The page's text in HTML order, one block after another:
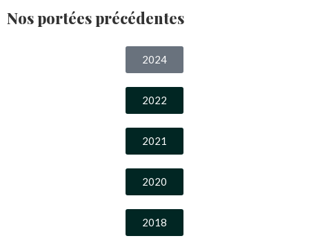
Nos portées précédentes
2024
2022
2021
2020
2018